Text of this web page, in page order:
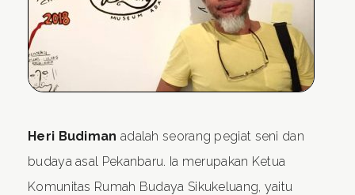
Heri Budiman adalah seorang pegiat seni dan
budaya asal Pekanbaru. Ia merupakan Ketua
Komunitas Rumah Budaya Sikukeluang, yaitu